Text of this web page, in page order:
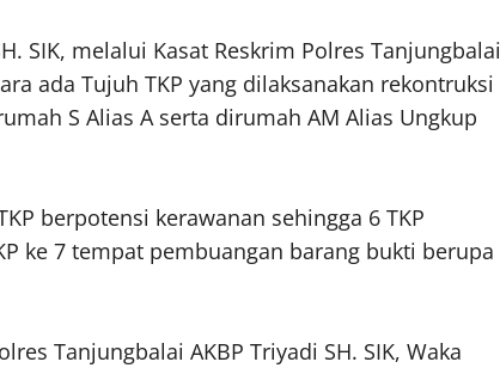
SIK, melalui Kasat Reskrim Polres Tanjungbalai
ada Tujuh TKP yang dilaksanakan rekontruksi
S Alias A serta dirumah AM Alias Ungkup
berpotensi kerawanan sehingga 6 TKP
ke 7 tempat pembuangan barang bukti berupa
Tanjungbalai AKBP Triyadi SH. SIK, Waka